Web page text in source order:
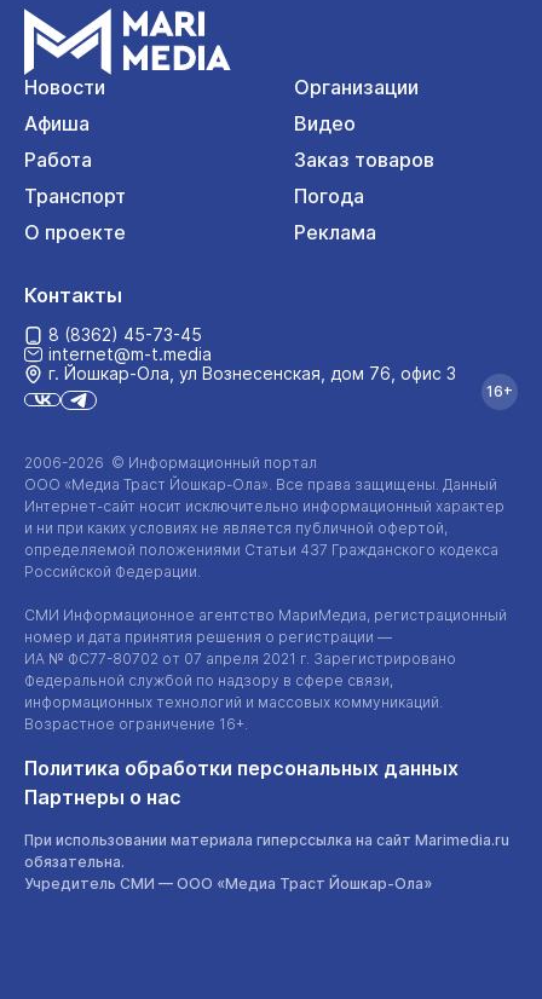
Новости
Организации
Афиша
Видео
Работа
Заказ товаров
Транспорт
Погода
О проекте
Реклама
2006-2026 © Информационный портал
ООО «Медиа Траст Йошкар-Ола» . Все права защищены. Данный
Интернет-сайт носит исключительно информационный характер
и ни при каких условиях не является публичной офертой,
определяемой положениями Статьи 437 Гражданского кодекса
Российской Федерации.
СМИ Информационное агентство МариМедиа, регистрационный
номер и дата принятия решения о регистрации —
ИА № ФС77-80702 от 07 апреля 2021 г. Зарегистрировано
Федеральной службой по надзору в сфере связи,
информационных технологий и массовых коммуникаций.
Возрастное ограничение 16+.
Политика обработки персональных данных
Партнеры о нас
При использовании материала гиперссылка на сайт Marimedia.ru
обязательна.
Учредитель СМИ — ООО «Медиа Траст Йошкар-Ола»
Контакты
8 (8362) 45-73-45
internet@m-t.media
г. Йошкар‑Ола, ул Вознесенская, дом 76, офис 3
16+